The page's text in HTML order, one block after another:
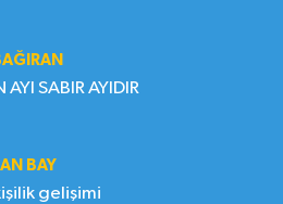
SABIR AYIDIR
BAY
gelişimi